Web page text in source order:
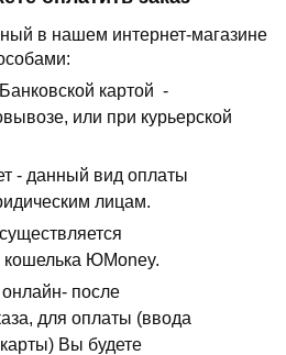
в нашем интернет-магазине
Банковской картой -
или при курьерской
- данный вид оплаты
лицам.
кошелька ЮMoney.
онлайн- после
для оплаты (ввода
Вы будете